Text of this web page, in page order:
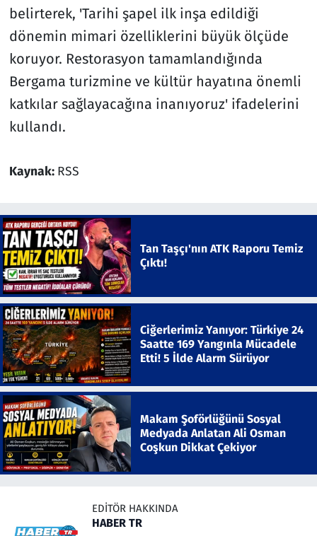
belirterek, 'Tarihi şapel ilk inşa edildiği
dönemin mimari özelliklerini büyük ölçüde
koruyor. Restorasyon tamamlandığında
Bergama turizmine ve kültür hayatına önemli
katkılar sağlayacağına inanıyoruz' ifadelerini
kullandı.
Kaynak: RSS
Tan Taşçı'nın ATK Raporu Temiz
Çıktı!
Ciğerlerimiz Yanıyor: Türkiye 24
Saatte 169 Yangınla Mücadele
Etti! 5 İlde Alarm Sürüyor
Makam Şoförlüğünü Sosyal
Medyada Anlatan Ali Osman
Coşkun Dikkat Çekiyor
EDITÖR HAKKINDA
HABER TR